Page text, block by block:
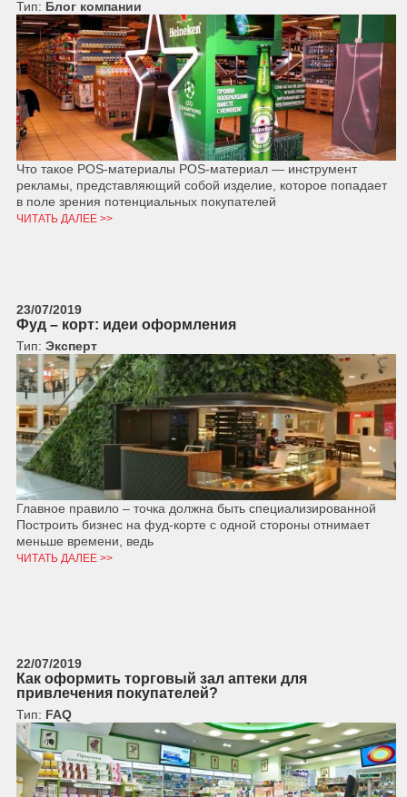
Тип: Блог компании
Что такое POS-материалы POS-материал — инструмент
рекламы, представляющий собой изделие, которое попадает
в поле зрения потенциальных покупателей
ЧИТАТЬ ДАЛЕЕ >>
23/07/2019
Фуд – корт: идеи оформления
Тип: Эксперт
Главное правило – точка должна быть специализированной
Построить бизнес на фуд-корте с одной стороны отнимает
меньше времени, ведь
ЧИТАТЬ ДАЛЕЕ >>
22/07/2019
Как оформить торговый зал аптеки для
привлечения покупателей?
Тип: FAQ